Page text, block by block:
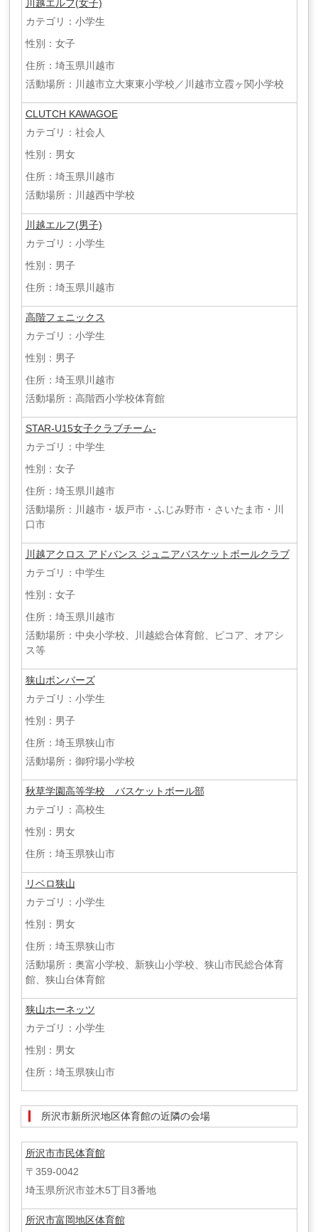
川越エルフ(女子)
カテゴリ：小学生
性別：女子
住所：埼玉県川越市
活動場所：川越市立大東東小学校／川越市立霞ヶ関小学校
CLUTCH ​KAWAGOE
カテゴリ：社会人
性別：男女
住所：埼玉県川越市
活動場所：川越西中学校
川越エルフ(男子)
カテゴリ：小学生
性別：男子
住所：埼玉県川越市
高階フェニックス
カテゴリ：小学生
性別：男子
住所：埼玉県川越市
活動場所：高階西小学校体育館
STAR-U15女子クラブチーム-
カテゴリ：中学生
性別：女子
住所：埼玉県川越市
活動場所：川越市・坂戸市・ふじみ野市・さいたま市・川
口市
川越アクロス アドバンス ジュニアバスケットボールクラブ
カテゴリ：中学生
性別：女子
住所：埼玉県川越市
活動場所：中央小学校、川越総合体育館、ピコア、オアシ
ス等
狭山ボンバーズ
カテゴリ：小学生
性別：男子
住所：埼玉県狭山市
活動場所：御狩場小学校
秋草学園高等学校 バスケットボール部
カテゴリ：高校生
性別：男女
住所：埼玉県狭山市
リベロ狭山
カテゴリ：小学生
性別：男女
住所：埼玉県狭山市
活動場所：奥富小学校、新狭山小学校、狭山市民総合体育
館、狭山台体育館
狭山ホーネッツ
カテゴリ：小学生
性別：男女
住所：埼玉県狭山市
所沢市新所沢地区体育館の近隣の会場
所沢市市民体育館
〒359-0042
埼玉県所沢市並木5丁目3番地
所沢市富岡地区体育館